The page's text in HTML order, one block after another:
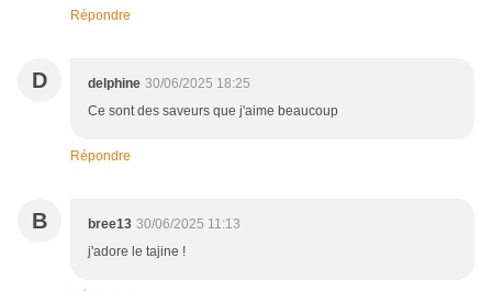
Répondre
D delphine 30/06/2025 18:25
Ce sont des saveurs que j'aime beaucoup
Répondre
B bree13 30/06/2025 11:13
j'adore le tajine !